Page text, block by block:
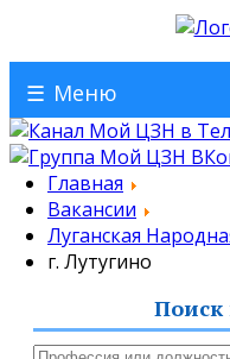
☰ Меню
Главная
Вакансии
Луганская
г. Лутугино